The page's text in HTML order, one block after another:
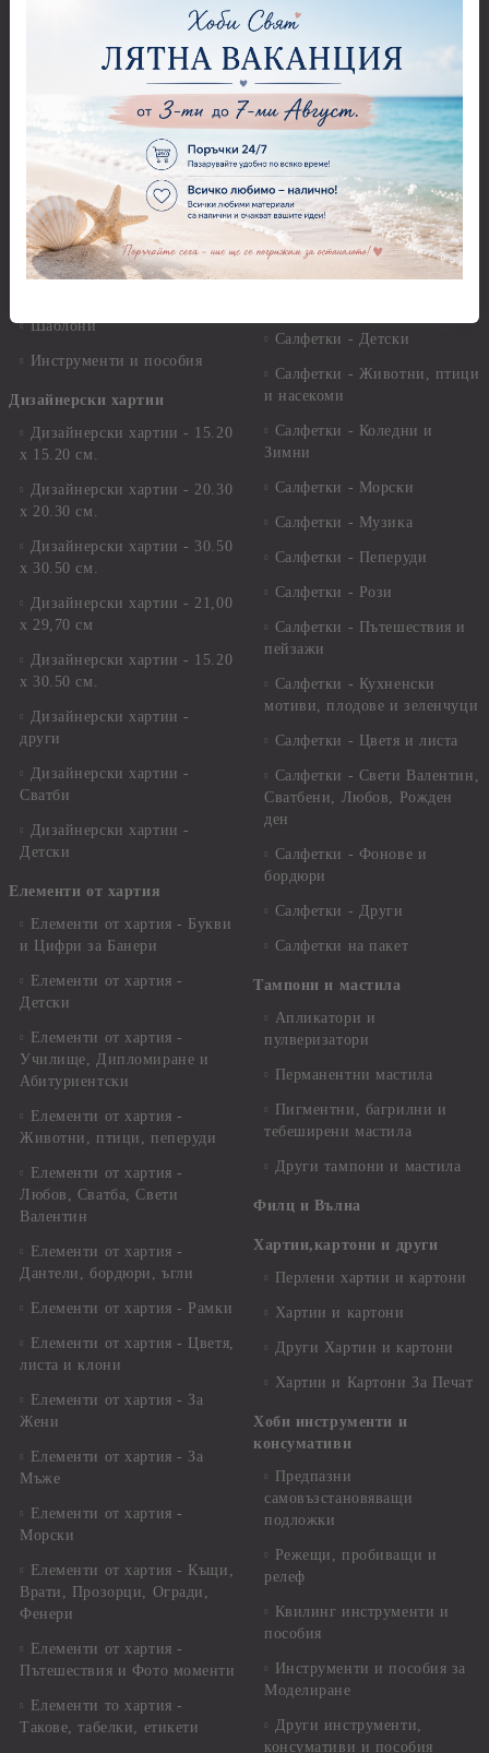
Вакс пасти
Грунд, Основи, Релефни
пасти
Варак, Шлак метал, Фолио,
Пантна
Лакове и защитни покрития
Лепила
Шаблони
Инструменти и пособия
Дизайнерски хартии
Дизайнерски хартии - 15.20
х 15.20 см.
Дизайнерски хартии - 20.30
х 20.30 см.
Дизайнерски хартии - 30.50
х 30.50 см.
Дизайнерски хартии - 21,00
х 29,70 см
Дизайнерски хартии - 15.20
x 30.50 см.
Дизайнерски хартии -
други
Дизайнерски хартии -
Сватби
Дизайнерски хартии -
Детски
Елементи от хартия
Елементи от хартия - Букви
и Цифри за Банери
Елементи от хартия -
Детски
Елементи от хартия -
Училище, Дипломиране и
Абитуриентски
Елементи от хартия -
Животни, птици, пеперуди
Елементи от хартия -
Любов, Сватба, Свети
Валентин
Елементи от хартия -
Дантели, бордюри, ъгли
Елементи от хартия - Рамки
Елементи от хартия - Цветя,
листа и клони
Елементи от хартия - За
Жени
Елементи от хартия - За
Мъже
Елементи от хартия -
Морски
Елементи от хартия - Къщи,
Врати, Прозорци, Огради,
Фенери
Елементи от хартия -
Пътешествия и Фото моменти
Елементи то хартия -
Такове, табелки, етикети
Грунд и почистващи
разтвори
Платна за рисуване
Стативи и поставки
Четки и инструменти
Моливи, акварелни
комплекти
Свещи
Салфетки - Детски
Салфетки - Животни, птици
и насекоми
Салфетки - Коледни и
Зимни
Салфетки - Морски
Салфетки - Музика
Салфетки - Пеперуди
Салфетки - Рози
Салфетки - Пътешествия и
пейзажи
Салфетки - Кухненски
мотиви, плодове и зеленчуци
Салфетки - Цветя и листа
Салфетки - Свети Валентин,
Сватбени, Любов, Рожден
ден
Салфетки - Фонове и
бордюри
Салфетки - Други
Салфетки на пакет
Тампони и мастила
Апликатори и
пулверизатори
Перманентни мастила
Пигментни, багрилни и
тебеширени мастила
Други тампони и мастила
Филц и Вълна
Хартии,картони и други
Перлени хартии и картони
Хартии и картони
Други Хартии и картони
Хартии и Картони За Печат
Хоби инструменти и
консумативи
Предпазни
самовъзстановяващи
подложки
Режещи, пробиващи и
релеф
Квилинг инструменти и
пособия
Инструменти и пособия за
Моделиране
Други инструменти,
консумативи и пособия